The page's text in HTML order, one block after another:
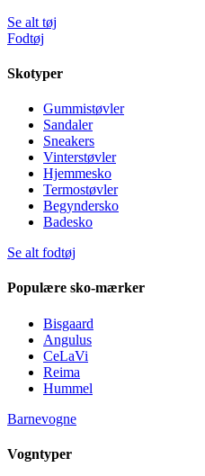
Se alt tøj
Fodtøj
Skotyper
Gummistøvler
Sandaler
Sneakers
Vinterstøvler
Hjemmesko
Termostøvler
Begyndersko
Badesko
Se alt fodtøj
Populære sko-mærker
Bisgaard
Angulus
CeLaVi
Reima
Hummel
Barnevogne
Vogntyper